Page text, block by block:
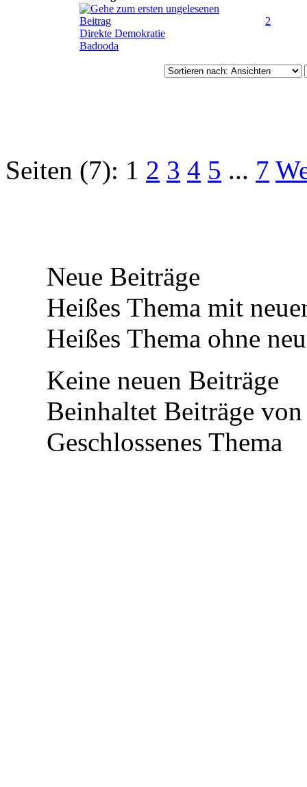
Direkte Demokratie
Badooda
2
Seiten (7): 1 2 3 4 5 ... 7
Neue Beiträge
Heißes Thema mit
Heißes Thema ohne
Keine neuen Beiträge
Beinhaltet Beiträge
Geschlossenes Thema